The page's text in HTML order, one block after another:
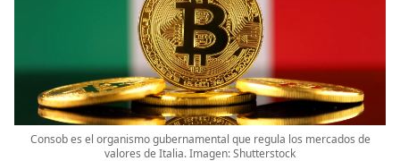
Consob es el organismo gubernamental que regula los mercados de
valores de Italia. Imagen: Shutterstock